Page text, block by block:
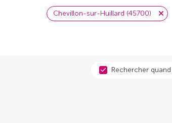
Chevillon-sur-Huillard (45700)
Rechercher